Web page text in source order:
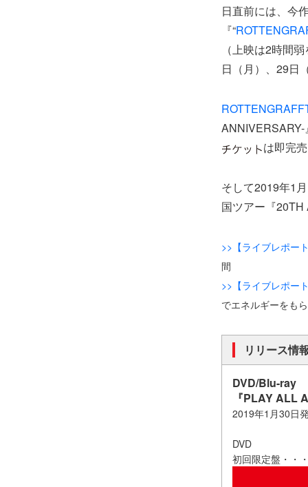
日直前には、今
『“
（上映は2時間
日（月）、29日
は即完
そして2019年1
国ツアー『
>>【ライブレポー
間
>>【ライブレポー
でエネルギーをも
リリース情
DVD/Blu-ray
『PLAY ALL
2019年1月30日
DVD
初回限定盤・